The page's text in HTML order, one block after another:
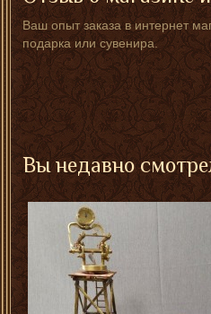
Ваш опыт заказа в интернет
подарка или сувенира.
Вы недавно